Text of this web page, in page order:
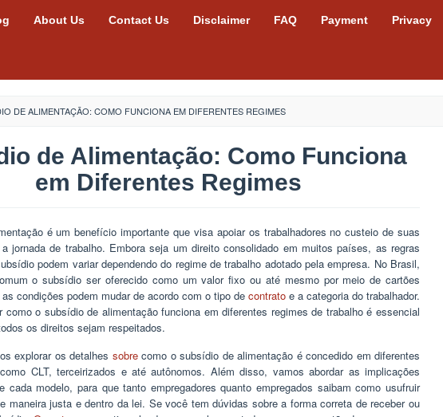
About Us Contact Us Disclaimer FAQ Payment Privacy
DE ALIMENTAÇÃO: COMO FUNCIONA EM DIFERENTES REGIMES
de Alimentação: Como Funciona
em Diferentes Regimes
é um benefício importante que visa apoiar os trabalhadores no custeio de suas
jornada de trabalho. Embora seja um direito consolidado em muitos países, as regras
podem variar dependendo do regime de trabalho adotado pela empresa. No Brasil,
o subsídio ser oferecido como um valor fixo ou até mesmo por meio de cartões
condições podem mudar de acordo com o tipo de contrato e a categoria do trabalhador.
como o subsídio de alimentação funciona em diferentes regimes de trabalho é essencial
os direitos sejam respeitados.
explorar os detalhes sobrecomo o subsídio de alimentação é concedido em diferentes
CLT, terceirizados e até autônomos. Além disso, vamos abordar as implicações
cada modelo, para que tanto empregadores quanto empregados saibam como usufruir
maneira justa e dentro da lei. Se você tem dúvidas sobre a forma correta de receber ou